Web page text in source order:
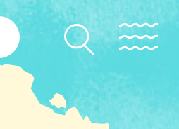
先島諸島